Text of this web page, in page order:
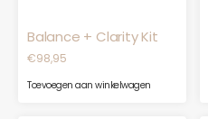
Balance + Clarity Kit
€98,95
Toevoegen aan winkelwagen